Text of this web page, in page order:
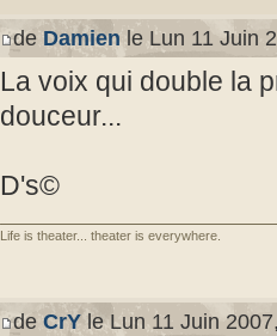
deDamien le Lun 11 Juin
La voix qui double la
douceur...
D's©
Life is theater... theater is everywhere.
deCrY le Lun 11 Juin